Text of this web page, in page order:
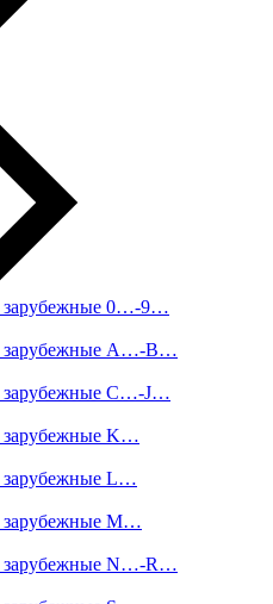
0…-9…
зарубежные A…-B…
C…-J…
K…
L…
M…
зарубежные N…-R…